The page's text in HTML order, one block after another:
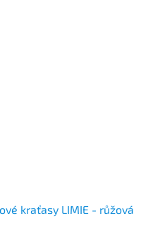
kraťasy LIMIE - růžová